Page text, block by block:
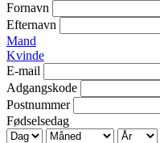
Fornavn
Efternavn
Mand
Kvinde
E-mail
Adgangskode
Postnummer
Fødselsedag